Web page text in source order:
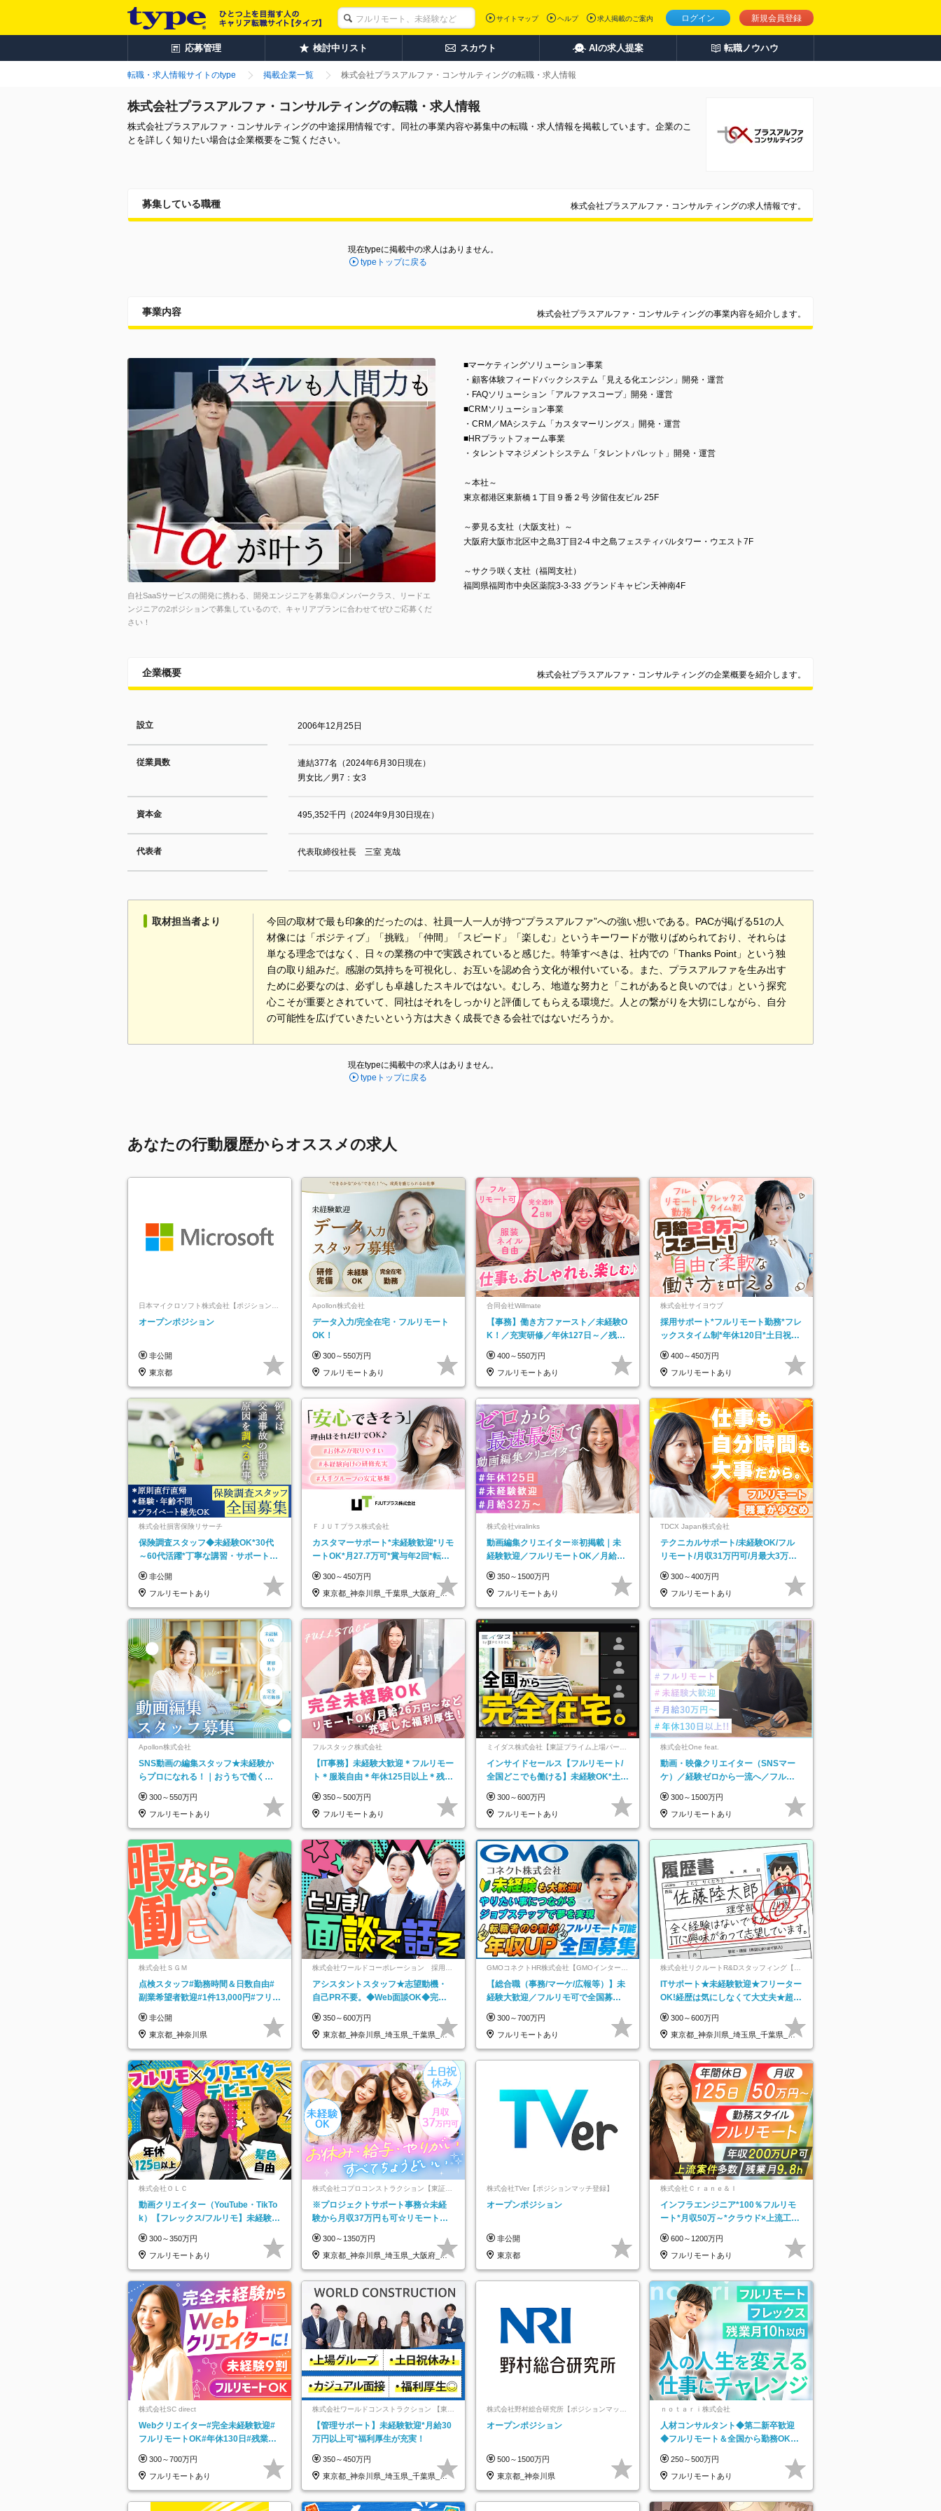
ログイン 新規会員登録
サイトマップ ヘルプ 求人掲載のご案内
応募管理 検討中リスト スカウト AIの求人提案 転職ノウハウ
転職・求人情報サイトのtype 掲載企業一覧 株式会社プラスアルファ・コンサルティングの転職・求人情報
株式会社プラスアルファ・コンサルティングの転職・求人情報
株式会社プラスアルファ・コンサルティングの中途採用情報です。同社の事業内容や募集中の転職・求人情報を掲載しています。企業のこ
とを詳しく知りたい場合は企業概要をご覧ください。
募集している職種 株式会社プラスアルファ・コンサルティングの求人情報です。
現在typeに掲載中の求人はありません。
typeトップに戻る
事業内容 株式会社プラスアルファ・コンサルティングの事業内容を紹介します。
自社SaaSサービスの開発に携わる、開発エンジニアを募集◎メンバークラス、リードエ
ンジニアの2ポジションで募集しているので、キャリアプランに合わせてぜひご応募くだ
さい！
■マーケティングソリューション事業
・顧客体験フィードバックシステム「見える化エンジン」開発・運営
・FAQソリューション「アルファスコープ」開発・運営
■CRMソリューション事業
・CRM／MAシステム「カスタマーリングス」開発・運営
■HRプラットフォーム事業
・タレントマネジメントシステム「タレントパレット」開発・運営
～本社～
東京都港区東新橋１丁目９番２号 汐留住友ビル 25F
～夢見る支社（大阪支社）～
大阪府大阪市北区中之島3丁目2-4 中之島フェスティバルタワー・ウエスト7F
～サクラ咲く支社（福岡支社）
福岡県福岡市中央区薬院3-3-33 グランドキャビン天神南4F
企業概要 株式会社プラスアルファ・コンサルティングの企業概要を紹介します。
設立 2006年12月25日
従業員数
連結377名（2024年6月30日現在）
男女比／男7：女3
資本金 495,352千円（2024年9月30日現在）
代表者 代表取締役社長 三室 克哉
取材担当者より
今回の取材で最も印象的だったのは、社員一人一人が持つ“プラスアルファ”への強い想いである。PACが掲げる51の人
材像には「ポジティブ」「挑戦」「仲間」「スピード」「楽しむ」というキーワードが散りばめられており、それらは
単なる理念ではなく、日々の業務の中で実践されていると感じた。特筆すべきは、社内での「Thanks Point」という独
自の取り組みだ。感謝の気持ちを可視化し、お互いを認め合う文化が根付いている。また、プラスアルファを生み出す
ために必要なのは、必ずしも卓越したスキルではない。むしろ、地道な努力と「これがあると良いのでは」という探究
心こそが重要とされていて、同社はそれをしっかりと評価してもらえる環境だ。人との繋がりを大切にしながら、自分
の可能性を広げていきたいという方は大きく成長できる会社ではないだろうか。
現在typeに掲載中の求人はありません。
typeトップに戻る
あなたの行動履歴からオススメの求人
日本マイクロソフト株式会社【ポジションマ
ッチ登録】
オープンポジション
非公開
東京都
Apollon株式会社
データ入力/完全在宅・フルリモート
OK！
300～550万円
フルリモートあり
合同会社Willmate
【事務】働き方ファースト／未経験O
K！／充実研修／年休127日～／残業
400～550万円
フルリモートあり
株式会社サイヨウブ
採用サポート*フルリモート勤務*フレ
ックスタイム制*年休120日*土日祝休
400～450万円
フルリモートあり
株式会社損害保険リサーチ
保険調査スタッフ◆未経験OK*30代
～60代活躍*丁寧な講習・サポートあ
託
非公開
フルリモートあり
ＦＪＵＴプラス株式会社
カスタマーサポート*未経験歓迎*リモ
ートOK*月27.7万可*賞与年2回*転勤
300～450万円
東京都_神奈川県_千葉県_大阪府_愛
知県…
株式会社viralinks
動画編集クリエイター※初掲載｜未
経験歓迎／フルリモートOK／月給32
350～1500万円
フルリモートあり
TDCX Japan株式会社
テクニカルサポート/未経験OK/フル
リモート/月収31万円可/月最大3万の
300～400万円
フルリモートあり
Apollon株式会社
SNS動画の編集スタッフ★未経験か
らプロになれる！｜おうちで働くフ
300～550万円
フルリモートあり
フルスタック株式会社
【IT事務】未経験大歓迎＊フルリモー
ト＊服装自由＊年休125日以上＊残業
350～500万円
フルリモートあり
ミイダス株式会社【東証プライム上場パーソ
インサイドセールス【フルリモート/
全国どこでも働ける】未経験OK*土日
300～600万円
フルリモートあり
株式会社One feat.
動画・映像クリエイター（SNSマー
ケ）／経験ゼロから一流へ／フルリ
日以上
300～1500万円
フルリモートあり
株式会社ＳＧＭ
点検スタッフ#勤務時間＆日数自由#
副業希望者歓迎#1件13,000円#フリー
非公開
東京都_神奈川県
株式会社ワールドコーポレーション 採用事
アシスタントスタッフ★志望動機・
自己PR不要。◆Web面談OK◆完全
350～600万円
東京都_神奈川県_埼玉県_千葉県_大
阪府…
GMOコネクトHR株式会社【GMOインターネ
ットグループ】
【総合職（事務/マーケ/広報等）】未
経験大歓迎／フルリモ可で全国募
★
300～700万円
フルリモートあり
株式会社リクルートR&Dスタッフィング【リ
クルートグループ】
ITサポート★未経験歓迎★フリーター
OK!経歴は気にしなくて大丈夫★超大
300～600万円
東京都_神奈川県_埼玉県_千葉県_大
阪府…
株式会社ＯＬＣ
動画クリエイター（YouTube・TikTo
k）【フレックス/フルリモ】未経験O
300～350万円
フルリモートあり
株式会社コプロコンストラクション【東証プ
ライム上場コプロ・ホールディングス子会
社】
※プロジェクトサポート事務☆未経
験から月収37万円も可☆リモート研
b
300～1350万円
東京都_神奈川県_埼玉県_大阪府_愛
知県…
株式会社TVer【ポジションマッチ登録】
オープンポジション
非公開
東京都
株式会社Ｃｒａｎｅ＆Ｉ
インフラエンジニア*100％フルリモ
ート*月収50万～*クラウド×上流工程
600～1200万円
フルリモートあり
株式会社SC direct
Webクリエイター#完全未経験歓迎#
フルリモートOK#年休130日#残業月
300～700万円
フルリモートあり
株式会社ワールドコンストラクション 【東証
一部】 (ワールドホールディングス・グルー
プ)【管理サポート】未経験歓迎*月給30
万円以上可*福利厚生が充実！
350～450万円
東京都_神奈川県_埼玉県_千葉県_大
阪府…
株式会社野村総合研究所【ポジションマッチ
オープンポジション
500～1500万円
東京都_神奈川県
ｎｏｔａｒｉ株式会社
人材コンサルタント◆第二新卒歓迎
◆フルリモート＆全国から勤務OK◆
250～500万円
フルリモートあり